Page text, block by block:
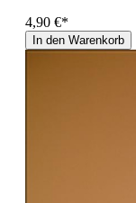
4,90 €*
In den Warenkorb